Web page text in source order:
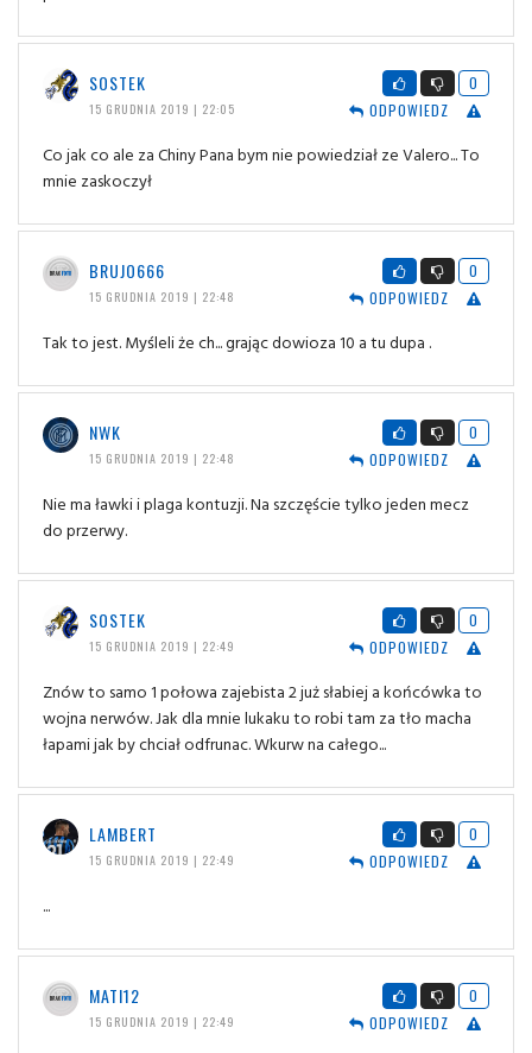
SOSTEK
15 GRUDNIA 2019 | 22:05
0
ODPOWIEDZ
Co jak co ale za Chiny Pana bym nie powiedział ze Valero... To
mnie zaskoczył
BRUJO666
15 GRUDNIA 2019 | 22:48
0
ODPOWIEDZ
Tak to jest. Myśleli że ch... grając dowioza 10 a tu dupa .
NWK
15 GRUDNIA 2019 | 22:48
0
ODPOWIEDZ
Nie ma ławki i plaga kontuzji. Na szczęście tylko jeden mecz
do przerwy.
SOSTEK
15 GRUDNIA 2019 | 22:49
0
ODPOWIEDZ
Znów to samo 1 połowa zajebista 2 już słabiej a końcówka to
wojna nerwów. Jak dla mnie lukaku to robi tam za tło macha
łapami jak by chciał odfrunac. Wkurw na całego...
LAMBERT
15 GRUDNIA 2019 | 22:49
0
ODPOWIEDZ
...
MATI12
15 GRUDNIA 2019 | 22:49
0
ODPOWIEDZ